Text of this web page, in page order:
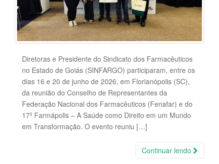
Diretoras e Presidente do Sindicato dos Farmacêuticos
no Estado de Goiás (SINFARGO) participaram, entre os
dias 16 e 20 de junho de 2026, em Florianópolis (SC),
da reunião do Conselho de Representantes da
Federação Nacional dos Farmacêuticos (Fenafar) e do
17º Farmápolis – A Saúde como Direito em um Mundo
em Transformação. O evento reuniu […]
Continuar lendo